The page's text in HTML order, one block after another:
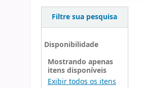
Filtre sua pesquisa
Disponibilidade
Mostrando apenas
itens disponíveis
Exibir todos os itens